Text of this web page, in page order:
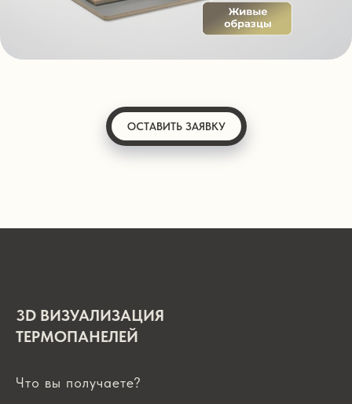
ОСТАВИТЬ ЗАЯВКУ
3D ВИЗУАЛИЗАЦИЯ
ТЕРМОПАНЕЛЕЙ
Что вы получаете?